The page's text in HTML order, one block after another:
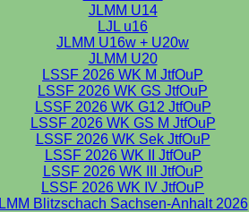
JLMM U14
LJL u16
JLMM U16w + U20w
JLMM U20
LSSF 2026 WK M JtfOuP
LSSF 2026 WK GS JtfOuP
LSSF 2026 WK G12 JtfOuP
LSSF 2026 WK GS M JtfOuP
LSSF 2026 WK Sek JtfOuP
LSSF 2026 WK II JtfOuP
LSSF 2026 WK III JtfOuP
LSSF 2026 WK IV JtfOuP
LMM Blitzschach Sachsen-Anhalt 2026